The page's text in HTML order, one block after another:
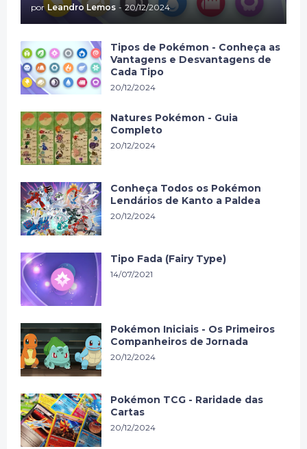
por Leandro Lemos - 20/12/2024
Tipos de Pokémon - Conheça as
Vantagens e Desvantagens de
Cada Tipo
20/12/2024
Natures Pokémon - Guia
Completo
20/12/2024
Conheça Todos os Pokémon
Lendários de Kanto a Paldea
20/12/2024
Tipo Fada (Fairy Type)
14/07/2021
Pokémon Iniciais - Os Primeiros
Companheiros de Jornada
20/12/2024
Pokémon TCG - Raridade das
Cartas
20/12/2024